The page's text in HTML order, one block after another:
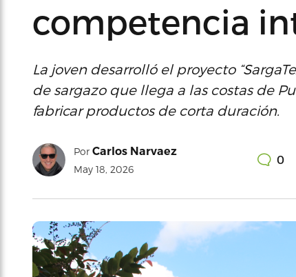
competencia
La joven desarrolló el proyecto
de sargazo que llega a las costas de
fabricar productos de corta duración.
Por Carlos Narvaez
May 18, 2026
0